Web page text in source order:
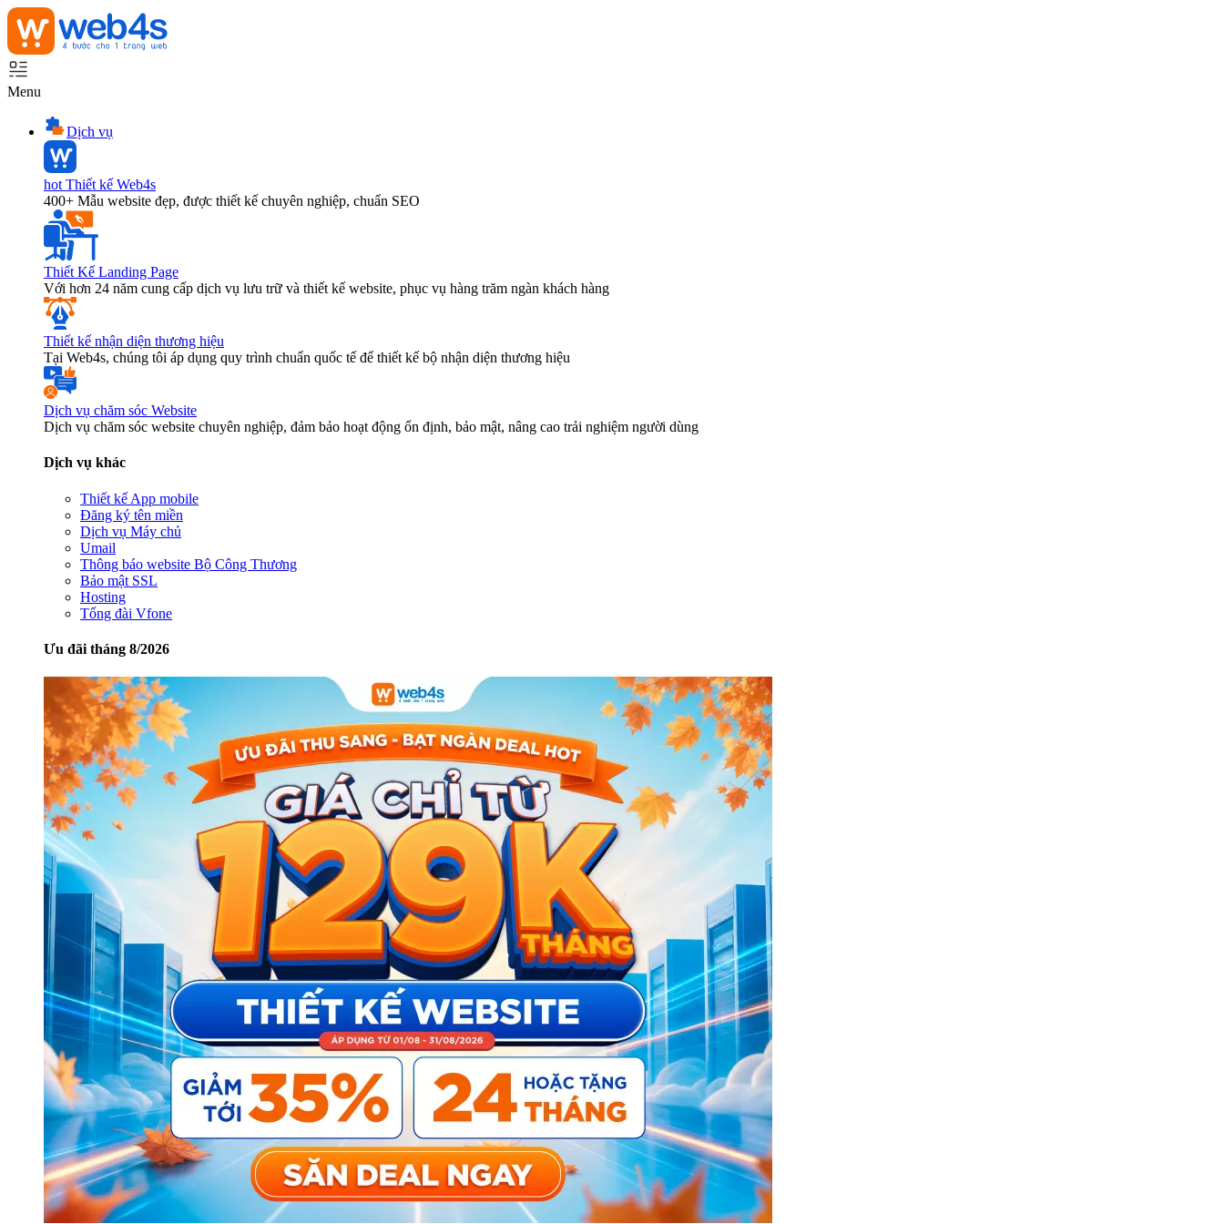
Menu
Dịch vụ
hot Thiết kế Web4s
400+ Mẫu website đẹp, được thiết kế chuyên nghiệp, chuẩn SEO
Thiết Kế Landing Page
Với hơn 24 năm cung cấp dịch vụ lưu trữ và thiết kế website, phục vụ hàng trăm ngàn khách hàng
Thiết kế nhận diện thương hiệu
Tại Web4s, chúng tôi áp dụng quy trình chuẩn quốc tế để thiết kế bộ nhận diện thương hiệu
Dịch vụ chăm sóc Website
Dịch vụ chăm sóc website chuyên nghiệp, đảm bảo hoạt động ổn định, bảo mật, nâng cao trải nghiệm người dùng
Dịch vụ khác
Thiết kế App mobile
Đăng ký tên miền
Dịch vụ Máy chủ
Umail
Thông báo website Bộ Công Thương
Bảo mật SSL
Hosting
Tổng đài Vfone
Ưu đãi tháng 8/2026